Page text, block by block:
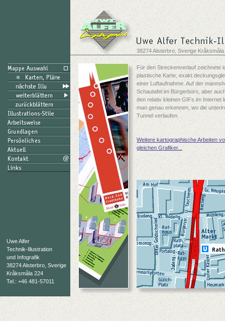
38274 Alsterbro, Sverige
Uwe Alfer
Technik-Illustration
und Infografik
38274 Alsterbro, Sverige
Kråksmåla 224
Tel.: +46 481-57011
Für den Streckenverlauf zeichnete
plastische Karte, exakt
einer Luftaufnahme. Auf der
Schautafel im Bürgerbüro, aber
den relativ kleinen GIFs im Internet
man genau erkennen, wo die
Tunnel verlaufen.
Weitere kartographische Arbeiten
gleichen Grafiker...